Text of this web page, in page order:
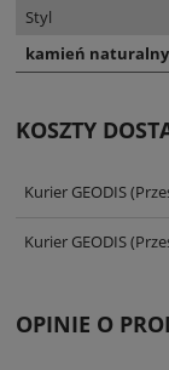
Styl
kamień
KOSZTY
Kurier GEODIS
Kurier GEODIS
OPINIE O